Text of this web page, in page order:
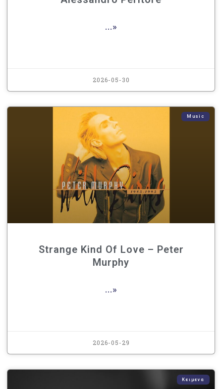
...»
2026-05-30
Music
Strange Kind Of Love – Peter
Murphy
...»
2026-05-29
Κειμενα